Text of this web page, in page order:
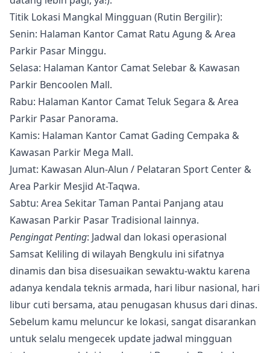
Titik Lokasi Mangkal Mingguan (Rutin Bergilir):
Senin: Halaman Kantor Camat Ratu Agung & Area
Parkir Pasar Minggu.
Selasa: Halaman Kantor Camat Selebar & Kawasan
Parkir Bencoolen Mall.
Rabu: Halaman Kantor Camat Teluk Segara & Area
Parkir Pasar Panorama.
Kamis: Halaman Kantor Camat Gading Cempaka &
Kawasan Parkir Mega Mall.
Jumat: Kawasan Alun-Alun / Pelataran Sport Center &
Area Parkir Mesjid At-Taqwa.
Sabtu: Area Sekitar Taman Pantai Panjang atau
Kawasan Parkir Pasar Tradisional lainnya.
Pengingat Penting: Jadwal dan lokasi operasional
Samsat Keliling di wilayah Bengkulu ini sifatnya
dinamis dan bisa disesuaikan sewaktu-waktu karena
adanya kendala teknis armada, hari libur nasional, hari
libur cuti bersama, atau penugasan khusus dari dinas.
Sebelum kamu meluncur ke lokasi, sangat disarankan
untuk selalu mengecek update jadwal mingguan